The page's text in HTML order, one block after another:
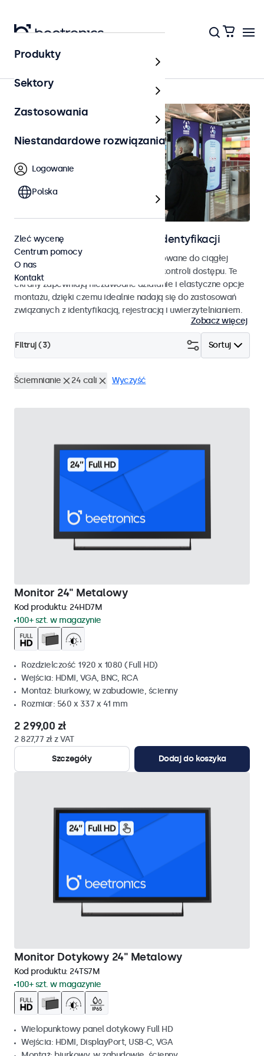
Strona główna
Ekrany do kontroli dostępu i identyfikacji
Monitory i ekrany dotykowe zaprojektowane do ciągłej
pracy i płynnej integracji z systemami kontroli dostępu. Te
ekrany zapewniają niezawodne działanie i elastyczne opcje
montażu, dzięki czemu idealnie nadają się do zastosowań
związanych z identyfikacją, rejestracją i uwierzytelnianiem.
Zobacz więcej
Sortuj
Filtruj (3)
Ściemnianie 24 cali Wyczyść
Monitor 24" Metalowy
Kod produktu: 24HD7M
100+ szt. w magazynie
Rozdzielczość 1920 x 1080 (Full HD)
Wejścia: HDMI, VGA, BNC, RCA
Montaż: biurkowy, w zabudowie, ścienny
Rozmiar: 560 x 337 x 41 mm
2 299,00 zł
2 827,77 zł z VAT
Szczegóły
Dodaj do koszyka
Monitor Dotykowy 24" Metalowy
Kod produktu: 24TS7M
100+ szt. w magazynie
Wielopunktowy panel dotykowy Full HD
Wejścia: HDMI, DisplayPort, USB-C, VGA
Produkty
Sektory
Zastosowania
Niestandardowe rozwiązania
Logowanie
Polska
Zleć wycenę
Centrum pomocy
O nas
Kontakt